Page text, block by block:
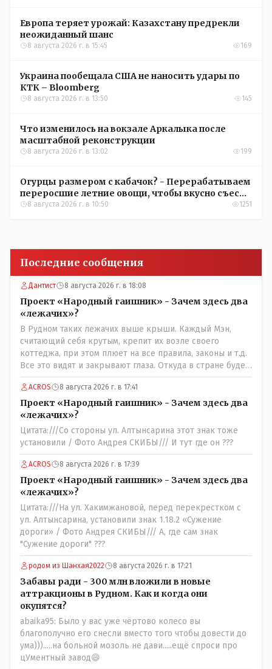
Европа теряет урожай: Казахстану предрекли
неожиданный шанс
8 августа 2026 г. в 15:45 169
Украина пообещала США не наносить удары по
КТК – Bloomberg
8 августа 2026 г. в 13:50 145
Что изменилось на вокзале Аркалыка после
масштабной реконструкции
8 августа 2026 г. в 13:02 199
Огурцы размером с кабачок? - Перерабатываем
переросшие летние овощи, чтобы вкусно съесть
зимой
8 августа 2026 г. в 10:50 1251
Последние сообщения
Дантист 8 августа 2026 г. в 18:08
Проект «Народный гаишник» - Зачем здесь два
«лежачих»?
В Рудном таких лежачих выше крыши. Каждый Мэн,
считающий себя крутым, крепит их возле своего
коттеджа, при этом плюет на все правила, законы и т.д.
Все это видят и закрывают глаза. Откуда в стране будет
порядок?
ACROS 8 августа 2026 г. в 17:41
Проект «Народный гаишник» - Зачем здесь два
«лежачих»?
Цитата:///Со стороны ул. Алтынсарина этот знак тоже
установили / Фото Андрея СКИБЫ/// И тут где он ???
ACROS 8 августа 2026 г. в 17:39
Проект «Народный гаишник» - Зачем здесь два
«лежачих»?
Цитата:///На ул. Хакимжановой, перед перекрестком с
ул. Алтынсарина, установили знак 1.18.2 «Сужение
дороги» / Фото Андрея СКИБЫ/// А, где сам знак
"Сужение дороги" ???
родом из Шанхая2022 8 августа 2026 г. в 17:21
Забавы ради - 300 млн вложили в новые
аттракционы в Рудном. Как и когда они
окупятся?
abaika95: Было у вас уже чёртово колесо вы
благополучно его снесли вместо того чтобы довести до
ума))).....на больной мозоль не дави.....ещё спроси про
цУментный завод😄